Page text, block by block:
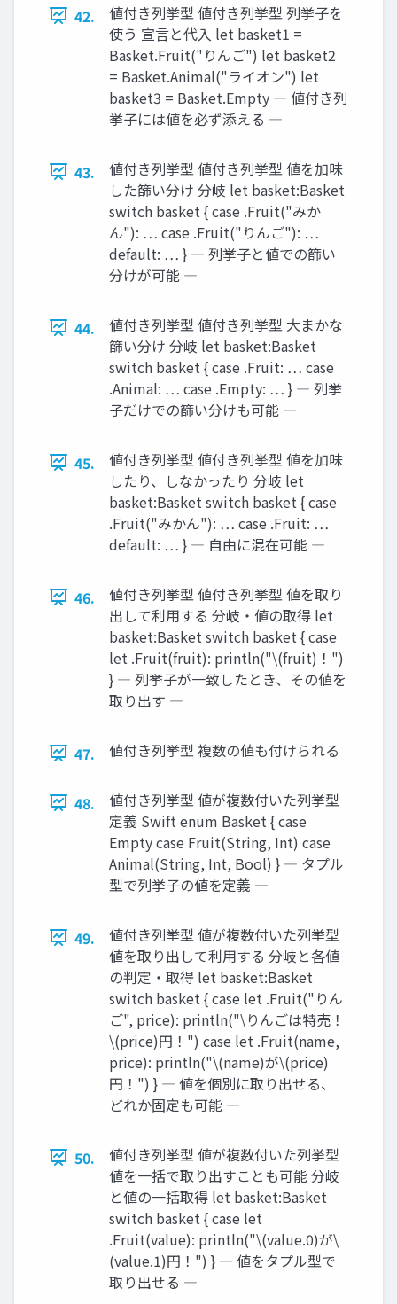
42.
値付き列挙型 値付き列挙型 列挙子を
使う 宣言と代入 let basket1 =
Basket.Fruit("りんご") let basket2
= Basket.Animal("ライオン") let
basket3 = Basket.Empty ― 値付き列
挙子には値を必ず添える ―
43.
値付き列挙型 値付き列挙型 値を加味
した篩い分け 分岐 let basket:Basket
switch basket { case .Fruit("みか
ん"): … case .Fruit("りんご"): …
default: … } ― 列挙子と値での篩い
分けが可能 ―
44.
値付き列挙型 値付き列挙型 大まかな
篩い分け 分岐 let basket:Basket
switch basket { case .Fruit: … case
.Animal: … case .Empty: … } ― 列挙
子だけでの篩い分けも可能 ―
45.
値付き列挙型 値付き列挙型 値を加味
したり、しなかったり 分岐 let
basket:Basket switch basket { case
.Fruit("みかん"): … case .Fruit: …
default: … } ― 自由に混在可能 ―
46.
値付き列挙型 値付き列挙型 値を取り
出して利用する 分岐・値の取得 let
basket:Basket switch basket { case
let .Fruit(fruit): println("\(fruit)！")
} ― 列挙子が一致したとき、その値を
取り出す ―
47. 値付き列挙型 複数の値も付けられる
48.
値付き列挙型 値が複数付いた列挙型
定義 Swift enum Basket { case
Empty case Fruit(String, Int) case
Animal(String, Int, Bool) } ― タプル
型で列挙子の値を定義 ―
49.
値付き列挙型 値が複数付いた列挙型
値を取り出して利用する 分岐と各値
の判定・取得 let basket:Basket
switch basket { case let .Fruit("りん
ご", price): println("\りんごは特売！
\(price)円！") case let .Fruit(name,
price): println("\(name)が\(price)
円！") } ― 値を個別に取り出せる、
どれか固定も可能 ―
50.
値付き列挙型 値が複数付いた列挙型
値を一括で取り出すことも可能 分岐
と値の一括取得 let basket:Basket
switch basket { case let
.Fruit(value): println("\(value.0)が\
(value.1)円！") } ― 値をタプル型で
取り出せる ―